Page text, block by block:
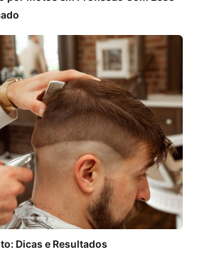
Dicas e Resultados